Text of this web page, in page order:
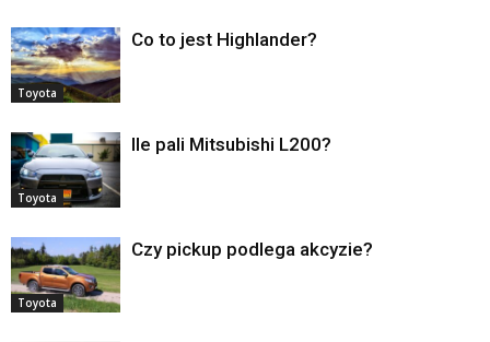
Toyota
Co to jest Highlander?
Toyota
Ile pali Mitsubishi L200?
Toyota
Czy pickup podlega akcyzie?